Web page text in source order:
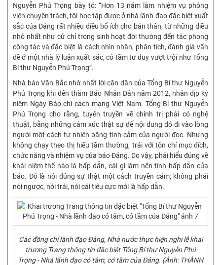
Nguyễn Phú Trọng bày tỏ: “Hơn 13 năm làm nhiệm vụ phóng
viên chuyên trách, tôi học tập được ở nhà lãnh đạo đặc biệt xuất
sắc của Đảng rất nhiều điều bổ ích cho bản thân, từ những điều
nhỏ nhất như cử chỉ trong sinh hoạt đời thường đến tác phong
công tác và đặc biệt là cách nhìn nhận, phân tích, đánh giá vấn
đề ở một nhà lý luận xuất sắc, có tầm tư duy vượt trội như Tổng
Bí thư Nguyễn Phú Trọng”.
Nhà báo Văn Bắc nhớ nhất lời căn dặn của Tổng Bí thư Nguyễn
Phú Trọng khi đến thăm Báo Nhân Dân năm 2012, nhân dịp kỷ
niệm Ngày Báo chí cách mạng Việt Nam. Tổng Bí thư Nguyễn
Phú Trọng cho rằng, tuyên truyền về chính trị phải có nghệ
thuật, bằng những cảm xúc thật sự để nội dung đó đi vào lòng
người một cách tự nhiên bằng tình cảm của người đọc. Nhưng
không chạy theo thị hiếu tầm thường, trái với tôn chỉ mục đích,
chức năng và nhiệm vụ của báo Đảng. Do vậy, phải hiểu đúng về
khái niệm thế nào là hấp dẫn, cái gì làm nên tính hấp dẫn của
báo. Đó là nói đúng sự thật một cách truyền cảm; không phải
nói ngược, nói trái, nói cái tiêu cực mới là hấp dẫn.
Các đồng chí lãnh đạo Đảng, Nhà nước thực hiện nghi lễ khai
trương Trang thông tin đặc biệt Tổng Bí thư Nguyễn Phú
Trọng - Nhà lãnh đạo có tâm, có tầm của Đảng. (Ảnh: THÀNH